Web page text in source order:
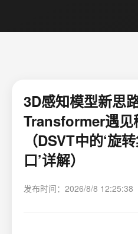
3D感知模型新思
Transformer遇见
（DSVT中的‘旋
口’详解）
发布时间：2026/8/8 12:25:38